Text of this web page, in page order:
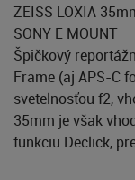
ZEISS LOXIA
SONY E MOUNT
Špičkový
Frame (aj APS-C
svetelnosťou f2,
35mm je však
funkciu Declick,